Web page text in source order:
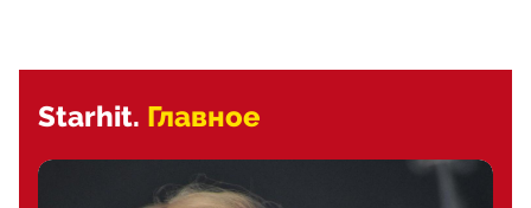
Starhit. Главное